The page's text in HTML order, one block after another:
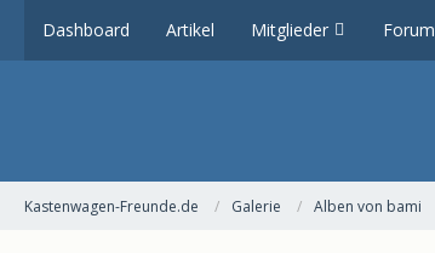
Dashboard Artikel Mitglieder Forum
Kastenwagen-Freunde.de Galerie Alben von bami